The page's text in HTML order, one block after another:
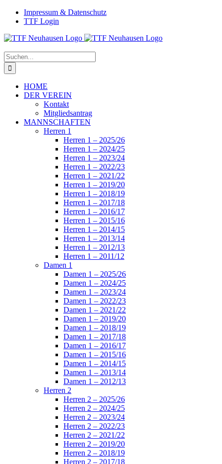
Zum
Inhalt
Facebook
InstagramImpressum & Datenschutz
TTF Login
Suche
nach:
HOME
DER VEREIN
Kontakt
Mitgliedsantrag
MANNSCHAFTEN
Herren 1
Herren 1 – 2025/26
Herren 1 – 2024/25
Herren 1 – 2023/24
Herren 1 – 2022/23
Herren 1 – 2021/22
Herren 1 – 2019/20
Herren 1 – 2018/19
Herren 1 – 2017/18
Herren 1 – 2016/17
Herren 1 – 2015/16
Herren 1 – 2014/15
Herren 1 – 2013/14
Herren 1 – 2012/13
Herren 1 – 2011/12
Damen 1
Damen 1 – 2025/26
Damen 1 – 2024/25
Damen 1 – 2023/24
Damen 1 – 2022/23
Damen 1 – 2021/22
Damen 1 – 2019/20
Damen 1 – 2018/19
Damen 1 – 2017/18
Damen 1 – 2016/17
Damen 1 – 2015/16
Damen 1 – 2014/15
Damen 1 – 2013/14
Damen 1 – 2012/13
Herren 2
Herren 2 – 2025/26
Herren 2 – 2024/25
Herren 2 – 2023/24
Herren 2 – 2022/23
Herren 2 – 2021/22
Herren 2 – 2019/20
Herren 2 – 2018/19
Herren 2 – 2017/18